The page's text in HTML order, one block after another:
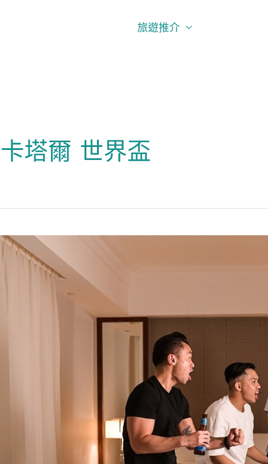
旅遊推介
卡塔爾 世界盃